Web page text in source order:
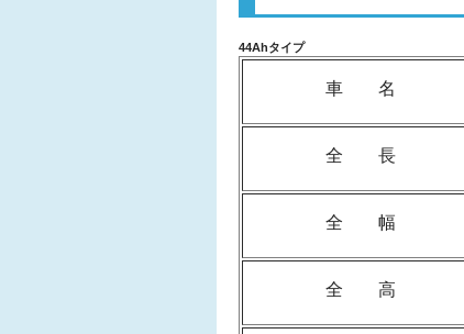
44Ahタイプ
車 名
全 長
全 幅
全 高